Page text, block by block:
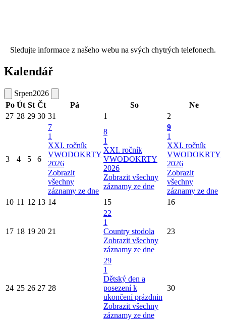
Sledujte informace z našeho webu na svých chytrých telefonech.
Kalendář
Srpen2026
Po Út St Čt Pá So
Ne
27 28 29 30 31 1 2
3 4 5 6
7
1
XXI. ročník
VWODOKRTY
2026
Zobrazit
všechny
záznamy ze dne
8
1
XXI. ročník
VWODOKRTY
2026
Zobrazit všechny
záznamy ze dne
9
1
XXI. ročník
VWODOKRTY
2026
Zobrazit
všechny
záznamy ze dne
10 11 12 13 14 15 16
17 18 19 20 21
22
1
Country stodola
Zobrazit všechny
záznamy ze dne
23
24 25 26 27 28
29
1
Dětský den a
posezení k
ukončení prázdnin
Zobrazit všechny
záznamy ze dne
30